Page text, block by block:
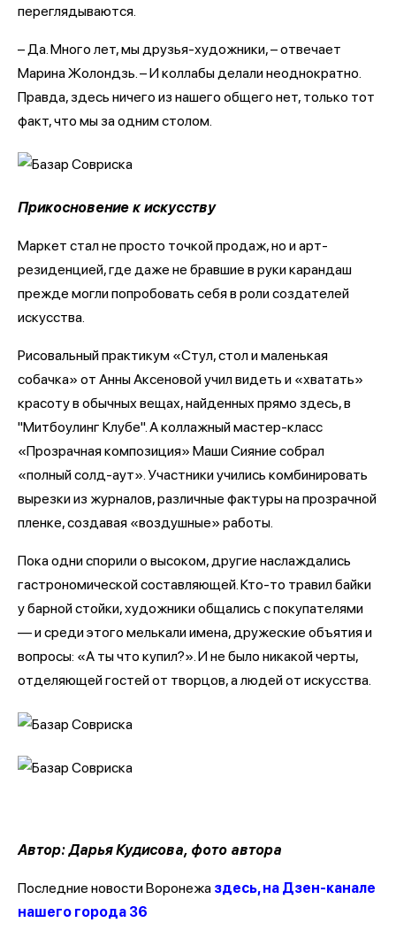
переглядываются.
– Да. Много лет, мы друзья-художники, – отвечает
Марина Жолондзь. – И коллабы делали неоднократно.
Правда, здесь ничего из нашего общего нет, только тот
факт, что мы за одним столом.
Прикосновение к искусству
Маркет стал не просто точкой продаж, но и арт-
резиденцией, где даже не бравшие в руки карандаш
прежде могли попробовать себя в роли создателей
искусства.
Рисовальный практикум «Стул, стол и маленькая
собачка» от Анны Аксеновой учил видеть и «хватать»
красоту в обычных вещах, найденных прямо здесь, в
"Митбоулинг Клубе". А коллажный мастер-класс
«Прозрачная композиция» Маши Сияние собрал
«полный солд-аут». Участники учились комбинировать
вырезки из журналов, различные фактуры на прозрачной
пленке, создавая «воздушные» работы.
Пока одни спорили о высоком, другие наслаждались
гастрономической составляющей. Кто-то травил байки
у барной стойки, художники общались с покупателями
— и среди этого мелькали имена, дружеские объятия и
вопросы: «А ты что купил?». И не было никакой черты,
отделяющей гостей от творцов, а людей от искусства.
Автор: Дарья Кудисова, фото автора
Последние новости Воронежа здесь, на Дзен-канале
нашего города 36